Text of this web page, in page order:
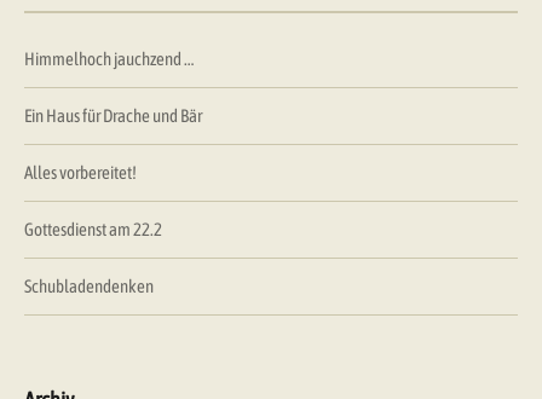
Himmelhoch jauchzend …
Ein Haus für Drache und Bär
Alles vorbereitet!
Gottesdienst am 22.2
Schubladendenken